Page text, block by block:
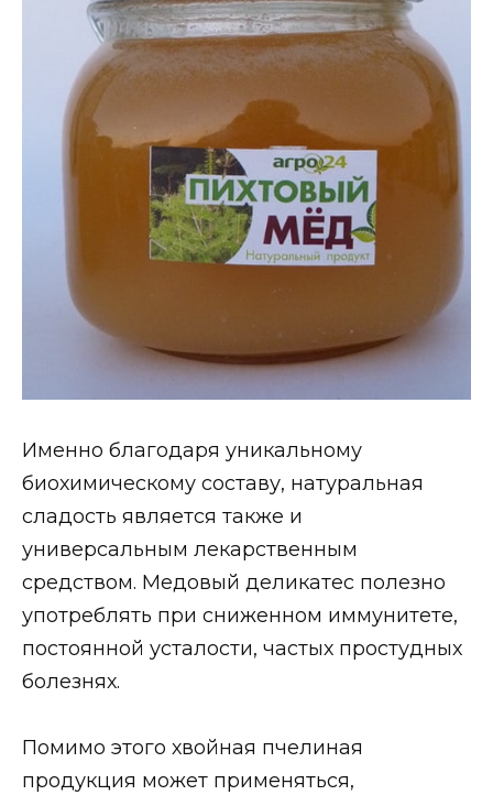
Именно благодаря уникальному
биохимическому составу, натуральная
сладость является также и
универсальным лекарственным
средством. Медовый деликатес полезно
употреблять при сниженном иммунитете,
постоянной усталости, частых простудных
болезнях.
Помимо этого хвойная пчелиная
продукция может применяться,